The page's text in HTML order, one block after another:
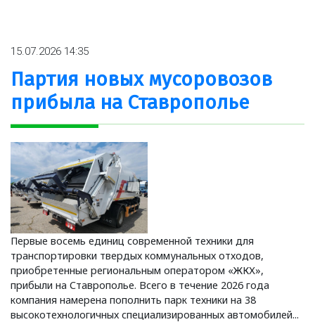
15.07.2026 14:35
Партия новых мусоровозов
прибыла на Ставрополье
Первые восемь единиц современной техники для
транспортировки твердых коммунальных отходов,
приобретенные региональным оператором «ЖКХ»,
прибыли на Ставрополье. Всего в течение 2026 года
компания намерена пополнить парк техники на 38
высокотехнологичных специализированных автомобилей...